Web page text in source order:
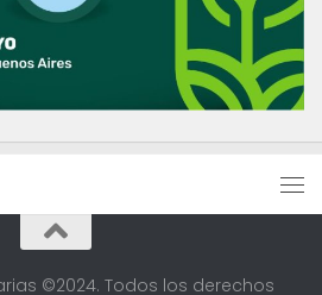
©2024. Todos los derechos